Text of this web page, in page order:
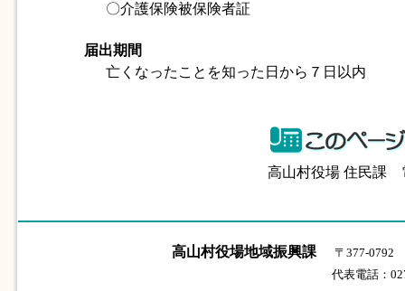
〇介護保険被保険者証
届出期間
亡くなったことを知った日から７日以内
高山村役場 住民課
高山村役場地域振興課
〒377-0792
代表電話：